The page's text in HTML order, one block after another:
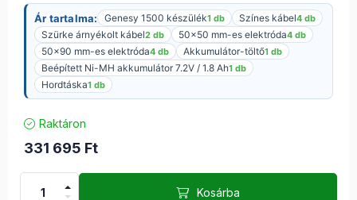
Ár tartalma: Genesy 1500 készülék1 db Színes kábel4 db
Szürke árnyékolt kábel2 db 50×50 mm-es elektróda4 db
50×90 mm-es elektróda4 db Akkumulátor-töltő1 db
Beépített Ni-MH akkumulátor 7.2V / 1.8 Ah1 db
Hordtáska1 db
Raktáron
331 695 Ft
Kosárba